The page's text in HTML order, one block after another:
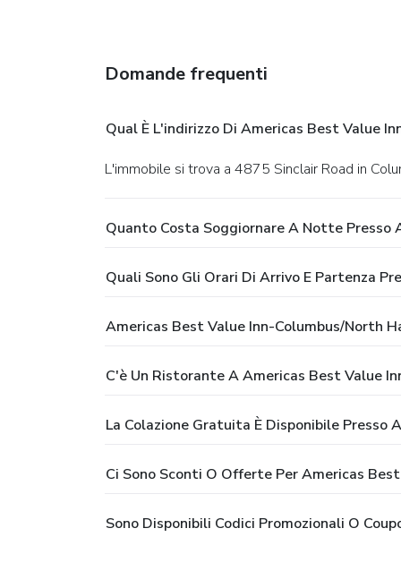
Domande frequenti
Qual È L'indirizzo Di Americas Best Value
L'immobile si trova a 4875 Sinclair Road in
Quanto Costa Soggiornare A Notte Presso
Quali Sono Gli Orari Di Arrivo E Partenza
Americas Best Value Inn-Columbus/North
C'è Un Ristorante A Americas Best Value
La Colazione Gratuita È Disponibile Presso
Ci Sono Sconti O Offerte Per Americas
Sono Disponibili Codici Promozionali O